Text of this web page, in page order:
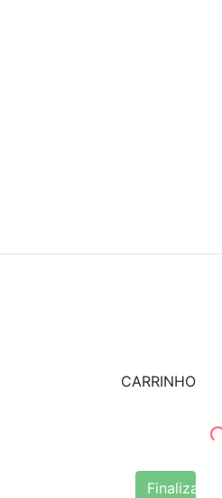
CARRINHO
Finalizar